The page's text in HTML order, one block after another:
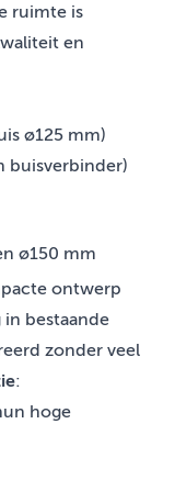
ruimte is
en
ø125 mm)
buisverbinder)
ø150 mm
ontwerp
bestaande
zonder veel
:
hoge